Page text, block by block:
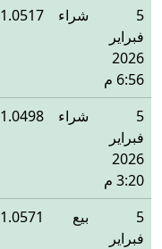
5
فبراير
2026
6:56 م
شراء 1.0517
5
فبراير
2026
3:20 م
شراء 1.0498
5
فبراير
بيع 1.0571